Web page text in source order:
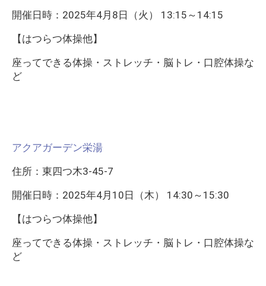
開催日時：2025年4月8日（火） 13:15～14:15
【はつらつ体操他】
座ってできる体操・ストレッチ・脳トレ・口腔体操な
ど
アクアガーデン栄湯
住所：東四つ木3-45-7
開催日時：2025年4月10日（木） 14:30～15:30
【はつらつ体操他】
座ってできる体操・ストレッチ・脳トレ・口腔体操な
ど